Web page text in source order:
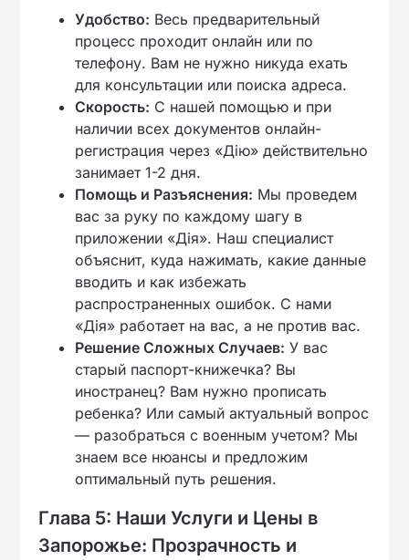
Удобство: Весь предварительный
процесс проходит онлайн или по
телефону. Вам не нужно никуда ехать
для консультации или поиска адреса.
Скорость: С нашей помощью и при
наличии всех документов онлайн-
регистрация через «Дію» действительно
занимает 1-2 дня.
Помощь и Разъяснения: Мы проведем
вас за руку по каждому шагу в
приложении «Дія». Наш специалист
объяснит, куда нажимать, какие данные
вводить и как избежать
распространенных ошибок. С нами
«Дія» работает на вас, а не против вас.
Решение Сложных Случаев: У вас
старый паспорт-книжечка? Вы
иностранец? Вам нужно прописать
ребенка? Или самый актуальный вопрос
— разобраться с военным учетом? Мы
знаем все нюансы и предложим
оптимальный путь решения.
Глава 5: Наши Услуги и Цены в
Запорожье: Прозрачность и